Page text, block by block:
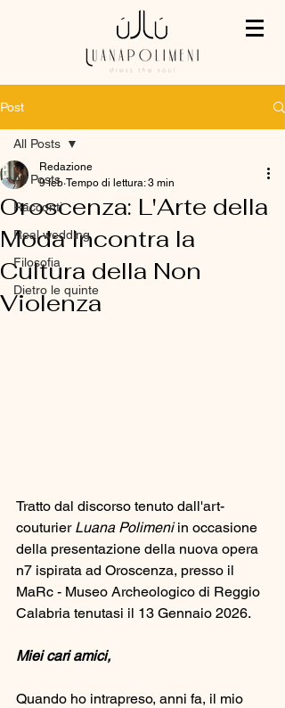
Post
All Posts
Racconti
Real wedding
Filosofia
Dietro le quinte
All Posts
Oroscenza: L'Arte della
Moda Incontra la
Cultura della Non
Violenza
Redazione
9 feb Tempo di lettura: 3 min
Tratto dal discorso tenuto dall'art-
couturier Luana Polimeni in occasione
della presentazione della nuova opera
n7 ispirata ad Oroscenza, presso il
MaRc - Museo Archeologico di Reggio
Calabria tenutasi il 13 Gennaio 2026.
Miei cari amici,
Quando ho intrapreso, anni fa, il mio